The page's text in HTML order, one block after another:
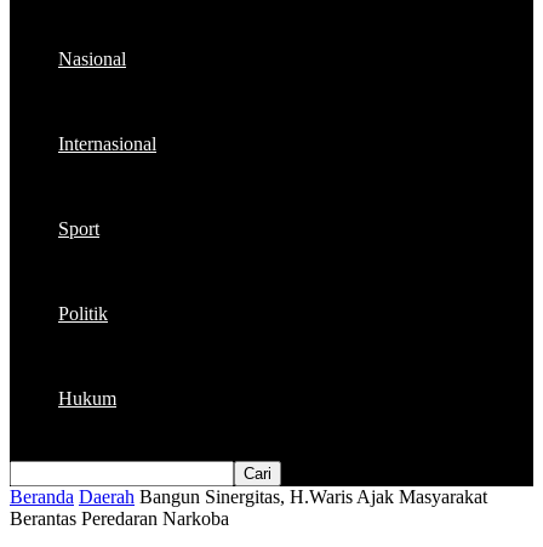
Nasional
Internasional
Sport
Politik
Hukum
Beranda Daerah Bangun Sinergitas, H.Waris Ajak Masyarakat
Berantas Peredaran Narkoba